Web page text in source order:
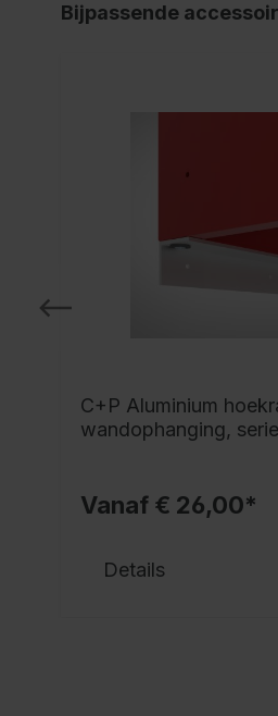
Bijpassende
C+P Aluminium
wandophanging,
Vanaf € 26,00*
Details